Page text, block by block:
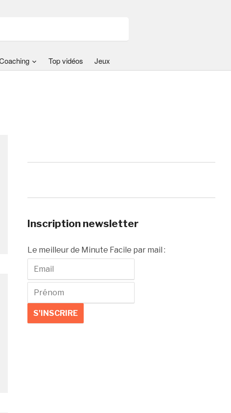
Top vidéos Jeux
Inscription newsletter
Le meilleur de Minute Facile par mail :